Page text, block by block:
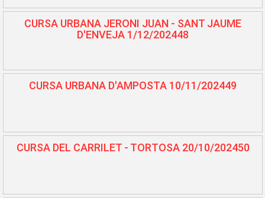
CURSA URBANA JERONI JUAN - SANT JAUME
D'ENVEJA 1/12/202448
CURSA URBANA D'AMPOSTA 10/11/202449
CURSA DEL CARRILET - TORTOSA 20/10/202450